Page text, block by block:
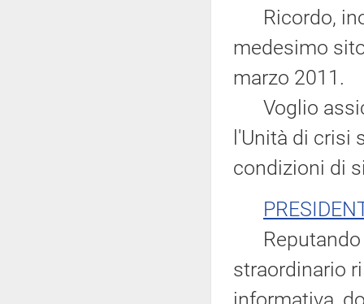
Ricordo,
medesimo
marzo 2011.
Voglio
l'Unità di crisi
condizioni di
Reputando
straordinario
informativa,